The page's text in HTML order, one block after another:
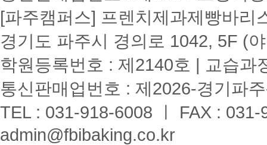
[파주캠퍼스] 프렌치제과제빵바리
경기도 파주시 경의로 1042, 5F (
학원등록번호 : 제2140호 | 교습과
통신판매업번호 : 제2026-경기파
TEL : 031-918-6008 ㅣ FAX :
admin@fbibaking.co.kr